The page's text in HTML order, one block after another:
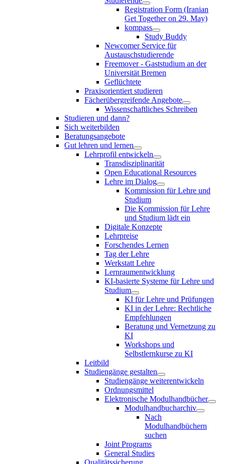
Registration Form (Iranian
Get Together on 29. May)
kompass
Study Buddy
Newcomer Service für
Austauschstudierende
Freemover - Gaststudium an der
Universität Bremen
Geflüchtete
Praxisorientiert studieren
Fächerübergreifende Angebote
Wissenschaftliches Schreiben
Studieren und dann?
Sich weiterbilden
Beratungsangebote
Gut lehren und lernen
Lehrprofil entwickeln
Transdisziplinarität
Open Educational Resources
Lehre im Dialog
Kommission für Lehre und
Studium
Die Kommission für Lehre
und Studium lädt ein
Digitale Konzepte
Lehrpreise
Forschendes Lernen
Tag der Lehre
Werkstatt Lehre
Lernraumentwicklung
KI-basierte Systeme für Lehre und
Studium
KI für Lehre und Prüfungen
KI in der Lehre: Rechtliche
Empfehlungen
Beratung und Vernetzung zu
KI
Workshops und
Selbstlernkurse zu KI
Leitbild
Studiengänge gestalten
Studiengänge weiterentwickeln
Ordnungsmittel
Elektronische Modulhandbücher
Modulhandbucharchiv
Nach
Modulhandbüchern
suchen
Joint Programs
General Studies
Qualitätssicherung